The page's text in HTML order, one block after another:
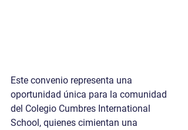
Este convenio representa una
oportunidad única para la comunidad
del Colegio Cumbres International
School, quienes cimientan una